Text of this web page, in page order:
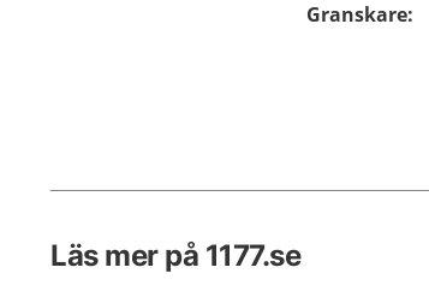
Granskare:
Läs mer på 1177.se